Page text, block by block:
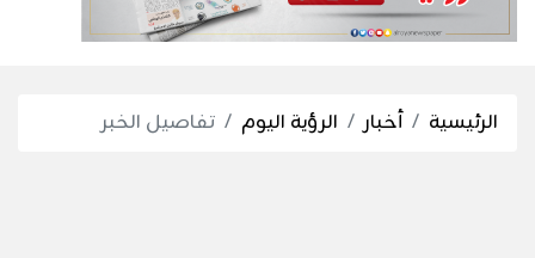
الرئيسية أخبار الرؤية اليوم تفاصيل الخبر